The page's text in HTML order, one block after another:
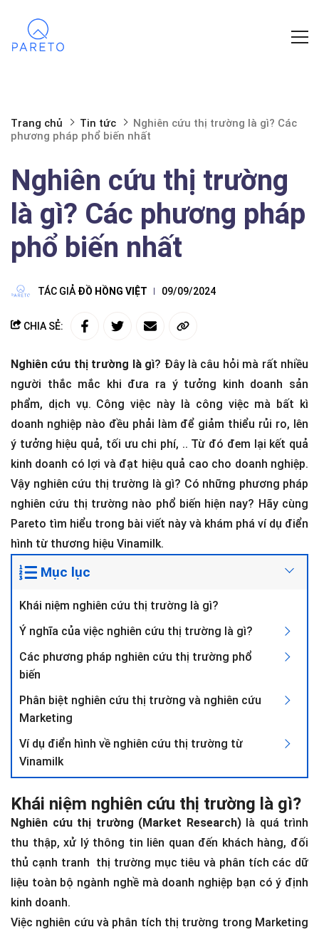
Trang chủ Tin tức
Nghiên cứu thị trường là gì? Các
phương pháp phổ biến nhất
Nghiên cứu thị trường
là gì? Các phương pháp
phổ biến nhất
TÁC GIẢ ĐỒ HỒNG VIỆT 09/09/2024
CHIA SẺ:
Nghiên cứu thị trường là gì? Đây là câu hỏi mà rất nhiều
người thắc mắc khi đưa ra ý tưởng kinh doanh sản
phẩm, dịch vụ. Công việc này là công việc mà bất kì
doanh nghiệp nào đều phải làm để giảm thiểu rủi ro, lên
ý tưởng hiệu quả, tối ưu chi phí, .. Từ đó đem lại kết quả
kinh doanh có lợi và đạt hiệu quả cao cho doanh nghiệp.
Vậy nghiên cứu thị trường là gì? Có những phương pháp
nghiên cứu thị trường nào phổ biến hiện nay? Hãy cùng
Pareto tìm hiểu trong bài viết này và khám phá ví dụ điển
hình từ thương hiệu Vinamilk.
Mục lục
Khái niệm nghiên cứu thị trường là gì?
Ý nghĩa của việc nghiên cứu thị trường là gì?
Các phương pháp nghiên cứu thị trường phổ
biến
Phân biệt nghiên cứu thị trường và nghiên cứu
Marketing
Ví dụ điển hình về nghiên cứu thị trường từ
Vinamilk
Khái niệm nghiên cứu thị trường là gì?
Nghiên cứu thị trường (Market Research) là quá trình
thu thập, xử lý thông tin liên quan đến khách hàng, đối
thủ cạnh tranh thị trường mục tiêu và phân tích các dữ
liệu toàn bộ ngành nghề mà doanh nghiệp bạn có ý định
kinh doanh.
Việc nghiên cứu và phân tích thị trường trong Marketing